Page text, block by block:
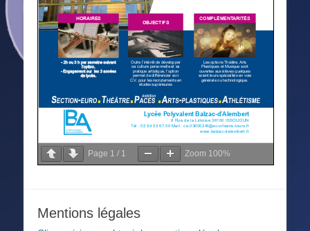
Page 1 / 1 Zoom 100%
Mentions légales